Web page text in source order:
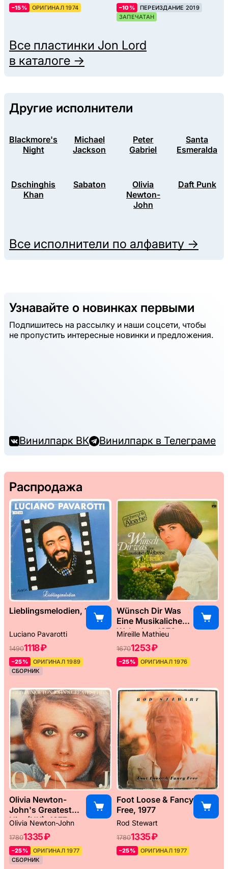
–15% ОРИГИНАЛ 1974 –10%
ПЕРЕИЗДАНИЕ 2019
ЗАПЕЧАТАН
Все пластинки Jon Lord
в каталоге →
Другие исполнители
Blackmore's
Night
Michael
Jackson
Peter
Gabriel
Santa
Esmeralda
Dschinghis
Khan
Sabaton
Olivia
Newton-
John
Daft Punk
Все исполнители по алфавиту →
Узнавайте о новинках первыми
Подпишитесь на рассылку и наши соцсети, чтобы
не пропустить интересные новинки и предложения.
Винилпарк ВК Винилпарк в Телеграме
Распродажа
Lieblingsmelodien, 1989
Luciano Pavarotti
14901118 ₽
–25%
ОРИГИНАЛ 1989
СБОРНИК
Wünsch Dir Was
Eine Musikaliche
Weltreise, 1976
Mireille Mathieu
16701253 ₽
–25% ОРИГИНАЛ 1976
Olivia Newton-
John's Greatest
Hits (UK), 1977
Olivia Newton-John
17801335 ₽
–25%
ОРИГИНАЛ 1977
СБОРНИК
Foot Loose & Fancy
Free, 1977
Rod Stewart
17801335 ₽
–25% ОРИГИНАЛ 1977